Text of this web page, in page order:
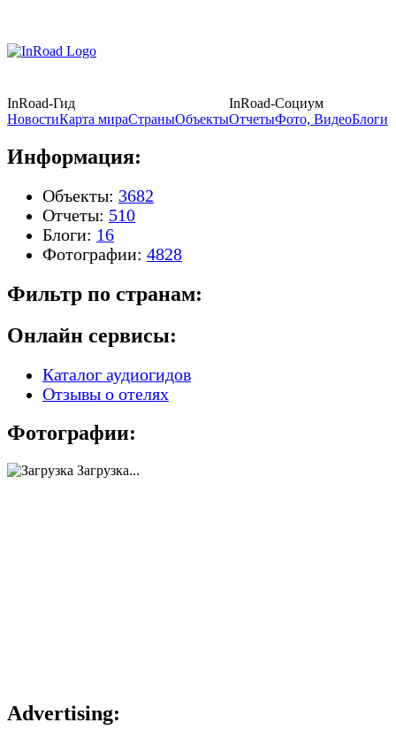
InRoad-Гид
InRoad-Социум
НовостиКарта мираСтраныОбъектыОтчетыФото, ВидеоБлоги
Информация:
Объекты: 3682
Отчеты: 510
Блоги: 16
Фотографии: 4828
Фильтр по странам:
Онлайн сервисы:
Каталог аудиогидов
Отзывы о отелях
Фотографии:
Загрузка...
Advertising: